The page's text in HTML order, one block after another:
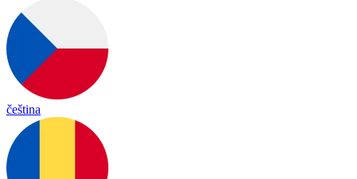
čeština